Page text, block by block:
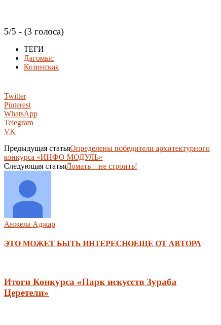
5/5 - (3 голоса)
ТЕГИ
Дагомыс
Козинская
Twitter
Pinterest
WhatsApp
Telegram
VK
Предыдущая статьяОпределены победители архитектурного
конкурса «ИНФО МОДУЛЬ»
Следующая статьяЛомать – не строить!
Анжела Аджар
ЭТО МОЖЕТ БЫТЬ ИНТЕРЕСНОЕЩЕ ОТ АВТОРА
Итоги Конкурса «Парк искусств Зураба
Церетели»